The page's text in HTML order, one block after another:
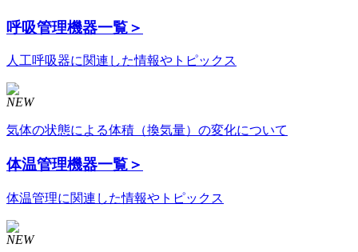
呼吸管理機器一覧＞
人工呼吸器に関連した情報やトピックス
NEW
気体の状態による体積（換気量）の変化について
体温管理機器一覧＞
体温管理に関連した情報やトピックス
NEW